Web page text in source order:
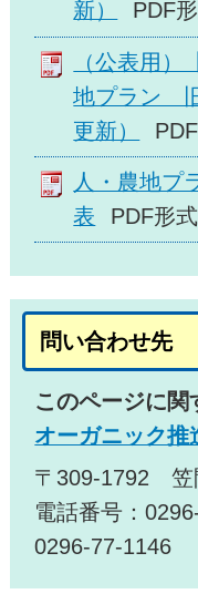
新） PDF
（公表用
地プラン
更新）
人・農地プ
表
PDF形
問い合わせ先
このページに関
オーガニック推
〒309-1792 笠
電話番号：
0296-77-1146